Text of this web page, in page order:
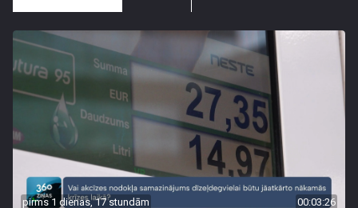
pirms 1 dienas, 17 stundām 00:03:26